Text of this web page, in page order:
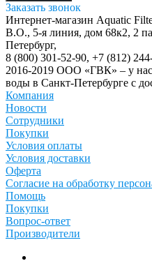
Заказать звонок
Интернет-магазин Aquatic
В.О., 5-я линия, дом 68к2, 2
Петербург,
8 (800) 301-52-90, +7 (812)
2016-2019 ООО «ГВК» – у
воды в Санкт-Петербурге с
Компания
Новости
Сотрудники
Покупки
Условия оплаты
Условия доставки
Оферта
Согласие на обработку
Помощь
Покупки
Вопрос-ответ
Производители